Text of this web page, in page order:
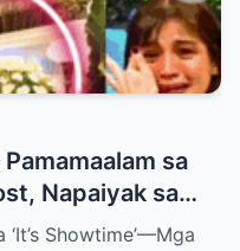
sa
Napaiyak sa
Kaibigan
Showtime’—Mga